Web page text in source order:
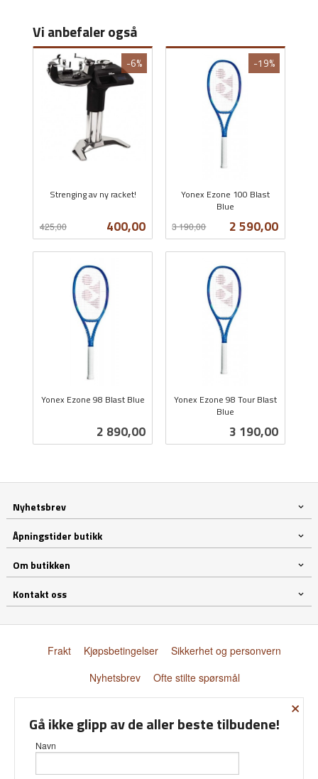
Vi anbefaler også
Strenging av ny racket!
Tilbud
400,00
425,00
-6%
Yonex Ezone 100 Blast
Blue
Tilbud
2 590,00
3 190,00
-19%
mva.
Yonex Ezone 98 Blast Blue
Pris
2 890,00
Yonex Ezone 98 Tour Blast
Blue
Pris
3 190,00
Nyhetsbrev
Åpningstider butikk
Om butikken
Kontakt oss
Frakt Kjøpsbetingelser
Sikkerhet og personvern
Nyhetsbrev
Ofte stilte spørsmål
×
Gå ikke glipp av de aller beste tilbudene!
Navn